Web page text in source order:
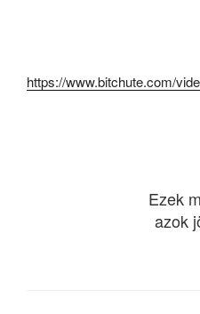
https://www.bitchute.com/
Ezek
azok